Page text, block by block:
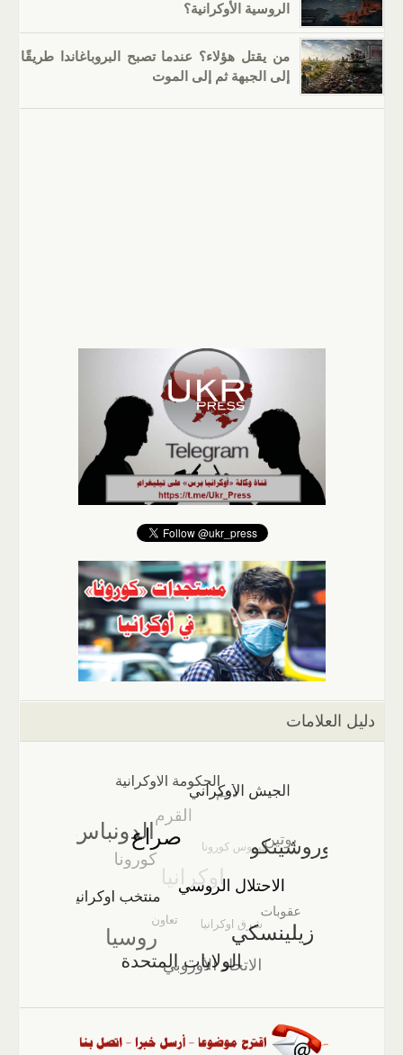
الروسية الأوكرانية؟
من يقتل هؤلاء؟ عندما تصبح البروباغاندا طريقًا
إلى الجبهة ثم إلى الموت
دليل العلامات